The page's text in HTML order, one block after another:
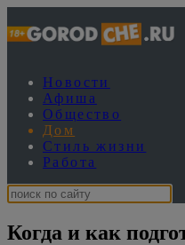
Новости
Афиша
Общество
Дом
Стиль жизни
Работа
Когда и как